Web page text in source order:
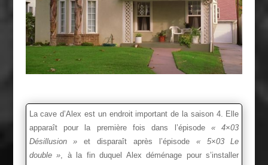
La cave d’Alex est un endroit important de la saison 4. Elle
apparaît pour la première fois dans l’épisode« 4×03
Désillusion » et disparaît après l’épisode « 5×03 Le
double » , à la fin duquel Alex déménage pour s’installer